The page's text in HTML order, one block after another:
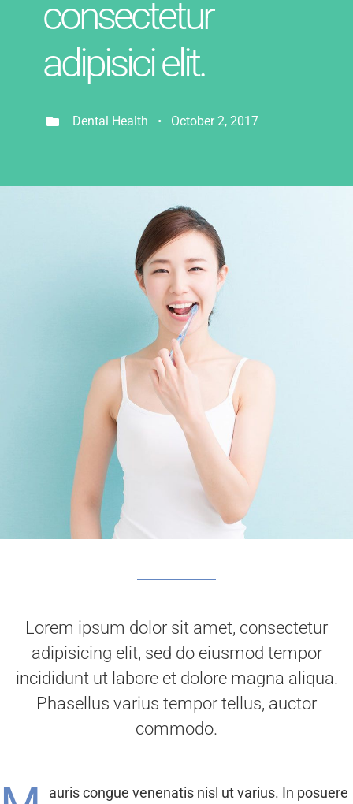
consectetur
adipisici elit.
Dental Health • October 2, 2017
Lorem ipsum dolor sit amet, consectetur
adipisicing elit, sed do eiusmod tempor
incididunt ut labore et dolore magna aliqua.
Phasellus varius tempor tellus, auctor
commodo.
auris congue venenatis nisl ut varius. In posuere